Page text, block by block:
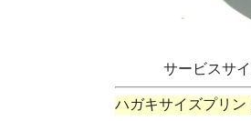
サービスサ
ハガキサイズプリン